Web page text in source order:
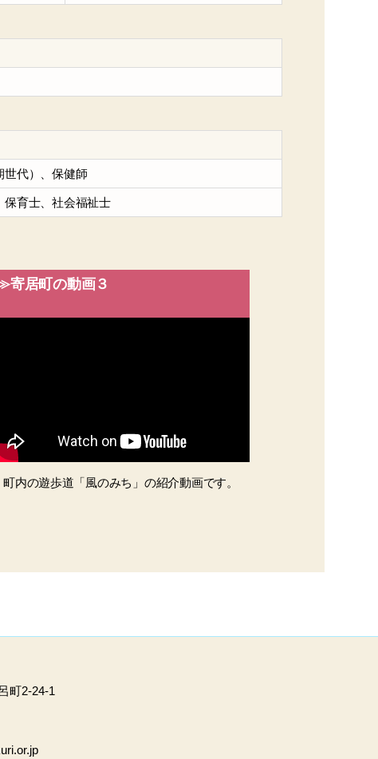
世代）、保健師
保育士、社会福祉士
寄居町の動画３
町内の遊歩道「風のみち」の紹介動画です。
町2-24-1